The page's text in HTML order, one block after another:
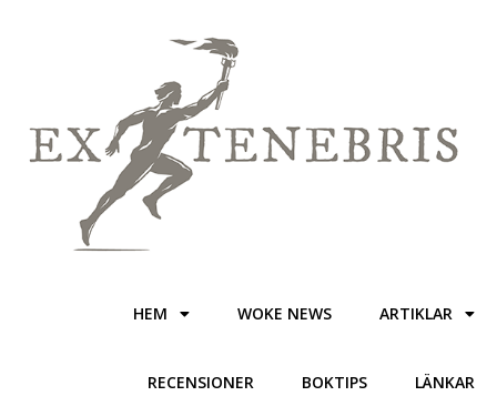
HEM WOKE NEWS ARTIKLAR
RECENSIONER BOKTIPS LÄNKAR